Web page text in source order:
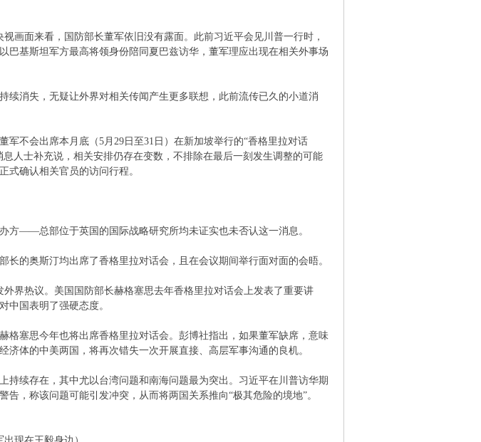
面来看，国防部长董军依旧没有露面。此前习近平会见川普一行时，
巴基斯坦军方最高将领身份陪同夏巴兹访华，董军理应出现在相关外事场
消失，无疑让外界对相关传闻产生更多联想，此前流传已久的小道消
不会出席本月底（5月29日至31日）在新加坡举行的“香格里拉对话
人士补充说，相关安排仍存在变数，不排除在最后一刻发生调整的可能
式确认相关官员的访问行程。
——总部位于英国的国际战略研究所均未证实也未否认这一消息。
的奥斯汀均出席了香格里拉对话会，且在会议期间举行面对面的会晤。
热议。美国国防部长赫格塞思去年香格里拉对话会上发表了重要讲
中国表明了强硬态度。
塞思今年也将出席香格里拉对话会。彭博社指出，如果董军缺席，意味
济体的中美两国，将再次错失一次开展直接、高层军事沟通的良机。
续存在，其中尤以台湾问题和南海问题最为突出。习近平在川普访华期
，称该问题可能引发冲突，从而将两国关系推向“极其危险的境地”。